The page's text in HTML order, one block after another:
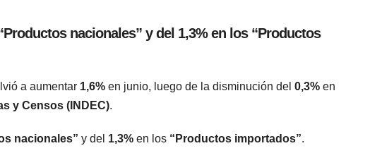
nacionales” y del 1,3% en los “Productos
a aumentar 1,6% en junio, luego de la disminución del 0,3% en
y Censos (INDEC).
nacionales” y del 1,3% en los “Productos importados”.